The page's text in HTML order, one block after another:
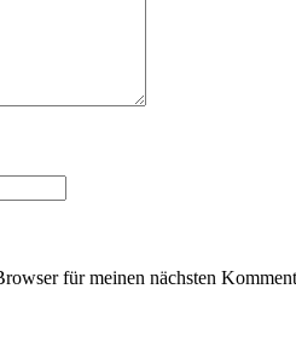
für meinen nächsten